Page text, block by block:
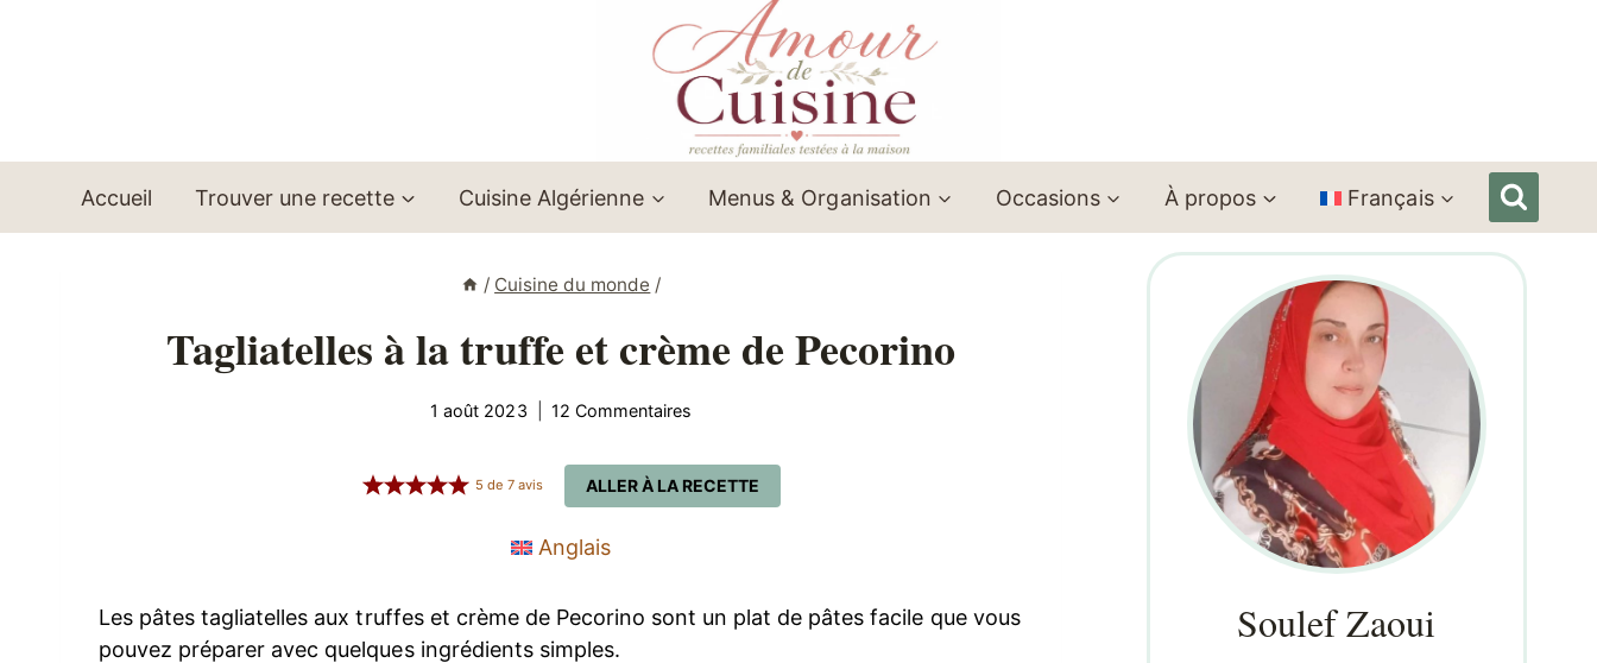
Accueil Trouver une recette Cuisine Algérienne Menus & Organisation Occasions À propos Français
/ Cuisine du monde /
Tagliatelles à la truffe et crème de Pecorino
1 août 2023 12 Commentaires
ALLER À LA RECETTE
5 de 7avis
Anglais
Les pâtes tagliatelles aux truffes et crème de Pecorino sont un plat de pâtes facile que vous
pouvez préparer avec quelques ingrédients simples.
Soulef Zaoui